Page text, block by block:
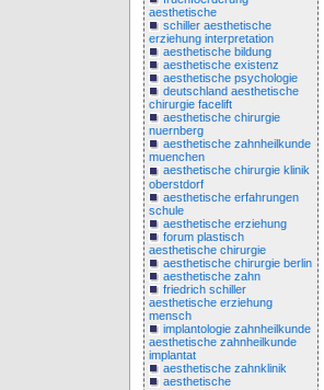
aesthetische
schiller aesthetische
erziehung interpretation
aesthetische bildung
aesthetische existenz
aesthetische psychologie
deutschland aesthetische
chirurgie facelift
aesthetische chirurgie
nuernberg
aesthetische zahnheilkunde
muenchen
aesthetische chirurgie klinik
oberstdorf
aesthetische erfahrungen
schule
aesthetische erziehung
forum plastisch
aesthetische chirurgie
aesthetische chirurgie berlin
aesthetische zahn
friedrich schiller
aesthetische erziehung
mensch
implantologie zahnheilkunde
aesthetische zahnheilkunde
implantat
aesthetische zahnklinik
aesthetische